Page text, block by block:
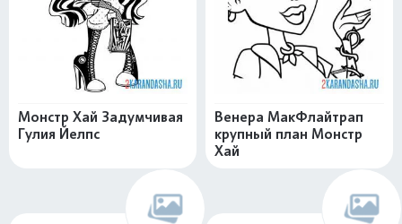
Монстр Хай Задумчивая
Гулия Йелпс
Венера МакФлайтрап
крупный план Монстр
Хай